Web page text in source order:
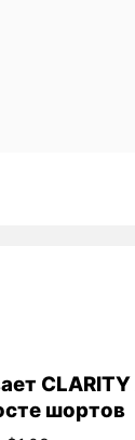
CLARITY
шортов